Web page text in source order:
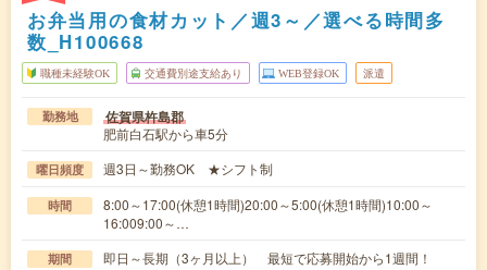
お弁当用の食材カット／週3～／選べる時間多
数_H100668
職種未経験OK 交通費別途支給あり WEB登録OK 派遣
勤務地 佐賀県杵島郡
肥前白石駅から車5分
曜日頻度 週3日～勤務OK ★シフト制
時間
8:00～17:00(休憩1時間)20:00～5:00(休憩1時間)10:00～
16:009:00～…
期間 即日～長期（3ヶ月以上） 最短で応募開始から1週間！